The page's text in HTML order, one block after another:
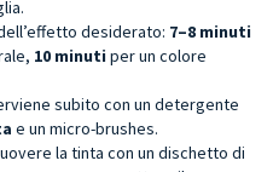
desiderato: 7–8 minuti
10 minuti per un colore
subito con un detergente
e un micro-brushes.
la tinta con un dischetto di